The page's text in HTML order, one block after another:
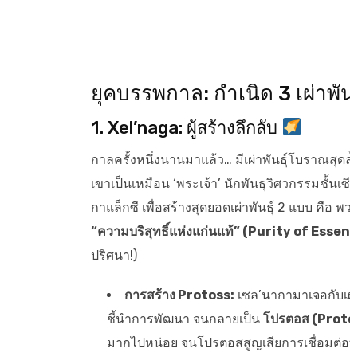
ยุคบรรพกาล: กำเนิด 3 เผ่าพั
1. Xel’naga: ผู้สร้างลึกลับ
กาลครั้งหนึ่งนานมาแล้ว… มีเผ่าพันธุ์โบราณสุ
เขาเป็นเหมือน ‘พระเจ้า’ นักพันธุวิศวกรรมชั้
กาแล็กซี เพื่อสร้างสุดยอดเผ่าพันธุ์ 2 แบบ คือ พ
“ความบริสุทธิ์แห่งแก่นแท้” (Purity of
ปริศนา!)
การสร้าง Protoss: เซล’นากามาเจอกั
ชี้นำการพัฒนา จนกลายเป็น โปรตอส
มากไปหน่อย จนโปรตอสสูญเสียการเชื่อมต่อ